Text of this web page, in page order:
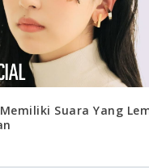
Suara Yang